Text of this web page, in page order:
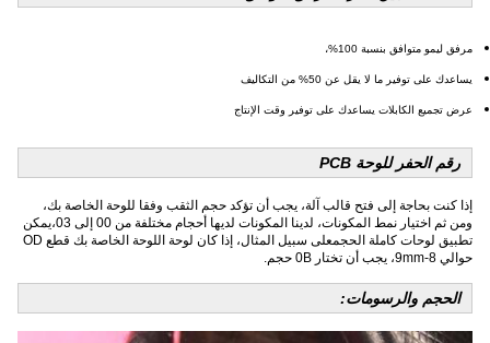
مرفق ليمو متوافق بنسبة 100%،
يساعدك على توفير ما لا يقل عن 50% من التكاليف
عرض تجميع الكابلات يساعدك على توفير وقت الإنتاج
رقم الحفر للوحة PCB
إذا كنت بحاجة إلى فتح قالب آلة، يجب أن تؤكد حجم الثقب وفقا للوحة الخاصة بك،
ومن ثم اختيار نمط المكونات، لدينا المكونات لديها أحجام مختلفة من 00 إلى 03،يمكن
تطبيق لوحات كاملة الحجمعلى سبيل المثال، إذا كان لوحة اللوحة الخاصة بك قطع OD
حوالي 8-9mm، يجب أن تختار 0B حجم.
الحجم والرسومات: